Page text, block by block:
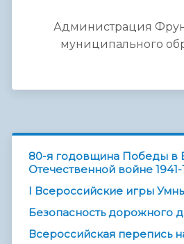
Администрация
муниципального
80-я годовщина Победы в
Отечественной войне
I Всероссийские игры
Безопасность дорожного
Всероссийская перепись